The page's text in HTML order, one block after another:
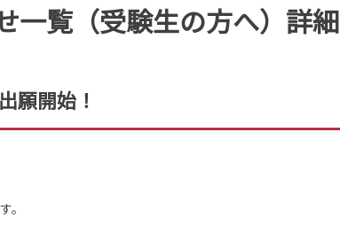
一覧（受験生の方へ）詳細
願開始！
。